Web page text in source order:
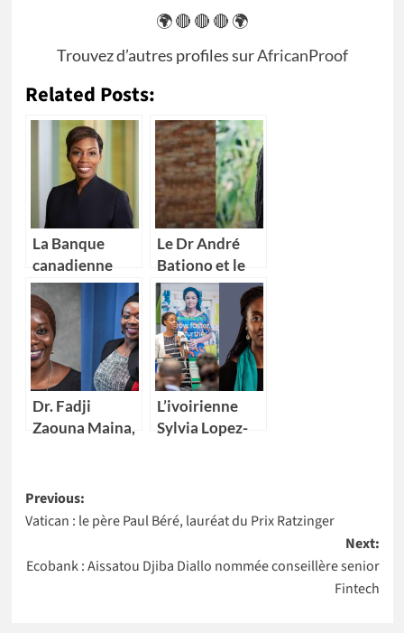
🌍 🔴 🔴 🔴 🌍
Trouvez d’autres profiles surAfricanProof
Related Posts:
La Banque
canadienne
impériale de
commerce
(CIBC) nomme
Kikelomo
Lawal comme
Vice-
présidente
Le Dr André
Bationo et le
Dr Catherine
Nakalembe
remportent
l’Africa Food
Prize 2020
Dr. Fadji
Zaouna Maina,
scientifique du
Niger à
NASA
L’ivoirienne
Sylvia Lopez-
Nations Unies
Post
navigation
Previous:
Vatican : le père Paul Béré, lauréat du Prix Ratzinger
Next:
Ecobank : Aissatou Djiba Diallo nommée conseillère senior
Fintech